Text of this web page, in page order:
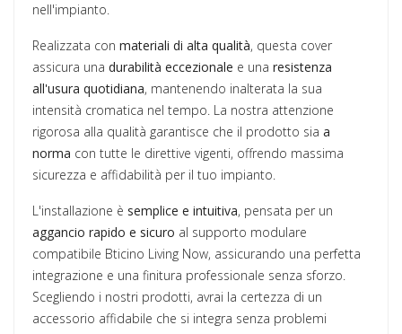
nell'impianto.
Realizzata con materiali di alta qualità, questa cover
assicura una durabilità eccezionale e una resistenza
all'usura quotidiana, mantenendo inalterata la sua
intensità cromatica nel tempo. La nostra attenzione
rigorosa alla qualità garantisce che il prodotto sia a
norma con tutte le direttive vigenti, offrendo massima
sicurezza e affidabilità per il tuo impianto.
L'installazione è semplice e intuitiva, pensata per un
aggancio rapido e sicuro al supporto modulare
compatibile Bticino Living Now, assicurando una perfetta
integrazione e una finitura professionale senza sforzo.
Scegliendo i nostri prodotti, avrai la certezza di un
accessorio affidabile che si integra senza problemi